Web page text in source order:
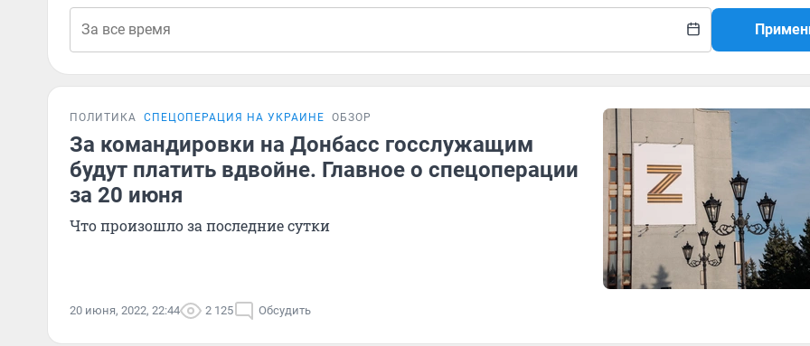
ПОЛИТИКА СПЕЦОПЕРАЦИЯ НА УКРАИНЕ ОБЗОР
За командировки на Донбасс госслужащим
будут платить вдвойне. Главное о спецоперации
за 20 июня
Что произошло за последние сутки
20 июня, 2022, 22:44 2 125 Обсудить